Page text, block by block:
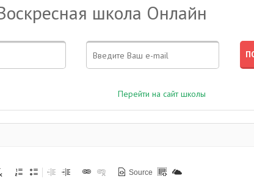
школа Онлайн
Перейти на сайт школы
Source